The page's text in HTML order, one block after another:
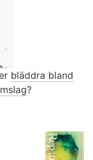
bläddra bland
?